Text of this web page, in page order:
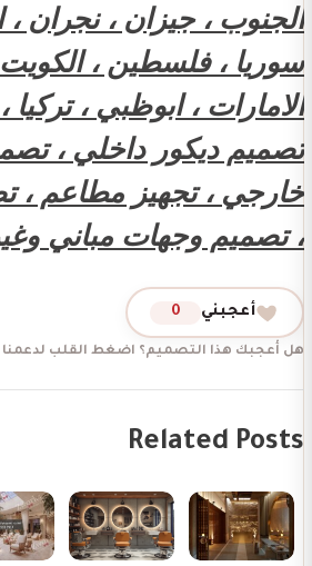
الجنوب ، جيزان ، نجران ،
سوريا ، فلسطين ،
الامارات ، ابوظبي ، تركيا
تصميم ديكور داخلي ،
خارجي ، تجهيز مطاعم ،
، تصميم وجهات مباني
أعجبني 0
هل أعجبك هذا التصميم؟ اضغط القلب لدعمنا
Related Posts